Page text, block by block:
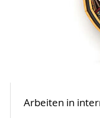
Arbeiten in